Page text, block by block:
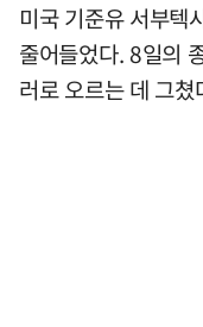
미국 기준유 서부
줄어들었다. 8일의
러로 오르는 데 그쳤